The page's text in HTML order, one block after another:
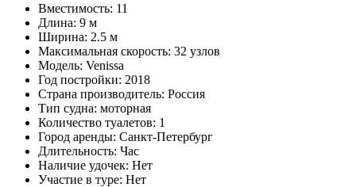
Вместимость: 11
Длина: 9 м
Ширина: 2.5 м
Максимальная скорость: 32 узлов
Модель: Venissa
Год постройки: 2018
Страна производитель: Россия
Тип судна: моторная
Количество туалетов: 1
Город аренды: Санкт-Петербург
Длительность: Час
Наличие удочек: Нет
Участие в туре: Нет